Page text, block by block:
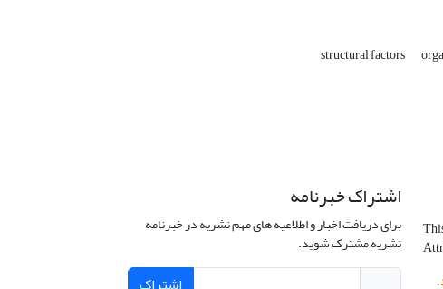
structural factors
اشتراک خبرنامه
برای دریافت اخبار و اطلاعیه های مهم نشریه در خبرنامه
نشریه مشترک شوید.